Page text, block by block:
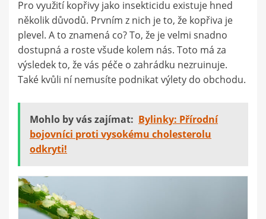
Pro využití kopřivy jako insekticidu existuje hned
několik důvodů. Prvním z nich je to, že kopřiva je
plevel. A to znamená co? To, že je velmi snadno
dostupná a roste všude kolem nás. Toto má za
výsledek to, že vás péče o zahrádku nezruinuje.
Také kvůli ní nemusíte podnikat výlety do obchodu.
Mohlo by vás zajímat: Bylinky: Přírodní
bojovníci proti vysokému cholesterolu
odkryti!